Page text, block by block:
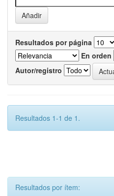
Resultados por página
En orden
Autor/registro
Resultados 1-1 de 1.
Resultados por ítem: